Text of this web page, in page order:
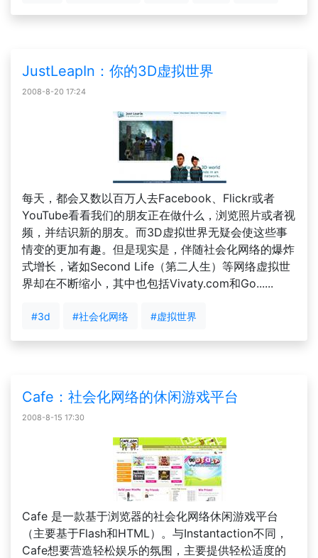
JustLeapIn：你的3D虚拟世界
2008-8-20 17:24
每天，都会又数以百万人去Facebook、Flickr或者
YouTube看看我们的朋友正在做什么，浏览照片或者视
频，并结识新的朋友。而3D虚拟世界无疑会使这些事
情变的更加有趣。但是现实是，伴随社会化网络的爆炸
式增长，诸如Second Life（第二人生）等网络虚拟世
界却在不断缩小，其中也包括Vivaty.com和Go......
#3d #社会化网络 #虚拟世界
Cafe：社会化网络的休闲游戏平台
2008-8-15 17:30
Cafe 是一款基于浏览器的社会化网络休闲游戏平台
（主要基于Flash和HTML）。与Instantaction不同，
Cafe想要营造轻松娱乐的氛围，主要提供轻松适度的